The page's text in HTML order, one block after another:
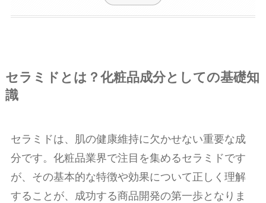
セラミドとは？化粧品成分としての基礎知
識
セラミドは、肌の健康維持に欠かせない重要な成
分です。化粧品業界で注目を集めるセラミドです
が、その基本的な特徴や効果について正しく理解
することが、成功する商品開発の第一歩となりま